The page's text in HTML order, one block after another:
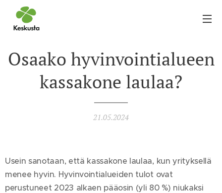
Osaako hyvinvointialueen
kassakone laulaa?
21.05.2024
Usein sanotaan, että kassakone laulaa, kun yrityksellä
menee hyvin. Hyvinvointialueiden tulot ovat
perustuneet 2023 alkaen pääosin (yli 80 %) niukaksi